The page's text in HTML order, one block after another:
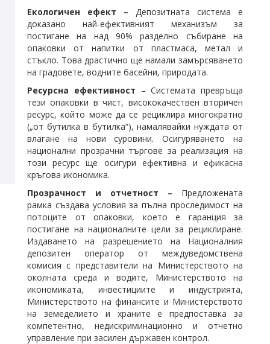
Екологичен ефект – Депозитната система е
доказано най-ефективният механизъм за
постигане на над 90% разделно събиране на
опаковки от напитки от пластмаса, метал и
стъкло. Това драстично ще намали замърсяването
на градовете, водните басейни, природата.
Ресурсна ефективност – Системата превръща
тези опаковки в чист, висококачествен вторичен
ресурс, който може да се рециклира многократно
(„от бутилка в бутилка“), намалявайки нуждата от
влагане на нови суровини. Осигуряването на
национални прозрачни търгове за реализация на
този ресурс ще осигури ефективна и ефикасна
кръгова икономика.
Прозрачност и отчетност – Предложената
рамка създава условия за пълна проследимост на
потоците от опаковки, което е гаранция за
постигане на националните цели за рециклиране.
Издаването на разрешението на Националния
депозитен оператор от междуведомствена
комисия с представители на Министерството на
околната среда и водите, Министерството на
икономиката, инвестициите и индустрията,
Министерството на финансите и Министерството
на земеделието и храните е предпоставка за
компетентно, недискриминационно и отчетно
управление при засилен държавен контрол.